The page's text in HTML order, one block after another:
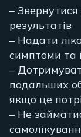
–
результатів
– Надати
симптоми та
–
подальших
якщо це
– Не